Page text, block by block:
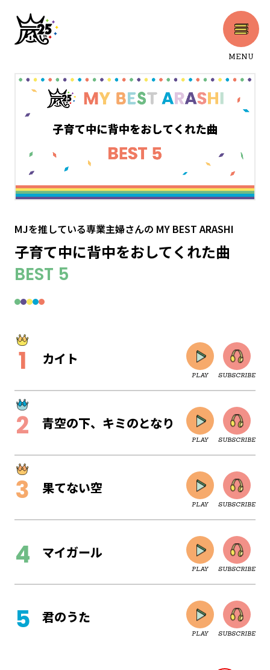
MENU
MJを推している専業主婦さんの MY BEST ARASHI
子育て中に背中をおしてくれた曲
BEST 5
カイト
PLAY SUBSCRIBE
青空の下、キミのとなり
PLAY SUBSCRIBE
果てない空
PLAY SUBSCRIBE
マイガール
PLAY SUBSCRIBE
君のうた
PLAY SUBSCRIBE